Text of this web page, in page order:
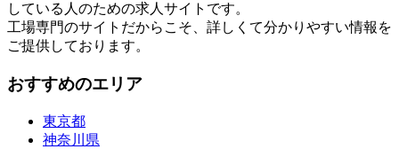
している人のための求人サイトです。
工場専門のサイトだからこそ、詳しくて分かりやすい情報を
ご提供しております。
おすすめのエリア
東京都
神奈川県